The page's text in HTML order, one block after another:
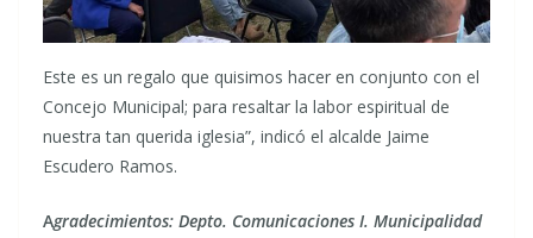
Este es un regalo que quisimos hacer en conjunto con el
Concejo Municipal; para resaltar la labor espiritual de
nuestra tan querida iglesia”, indicó el alcalde Jaime
Escudero Ramos.
Agradecimientos: Depto. Comunicaciones I. Municipalidad